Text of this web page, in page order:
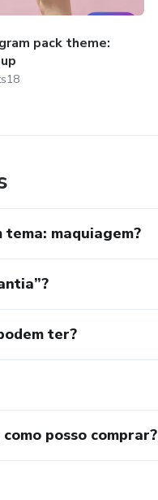
pack theme:
maquiagem?
ter?
posso comprar?